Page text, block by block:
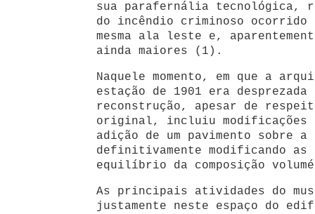
sua parafernália tecnológica,
do incêndio criminoso ocorrido
mesma ala leste e,
ainda maiores (1).
Naquele momento, em que a
estação de 1901 era
reconstrução, apesar de
original, incluiu modificações
adição de um pavimento sobre
definitivamente modificando as
equilíbrio da composição
As principais atividades do
justamente neste espaço do